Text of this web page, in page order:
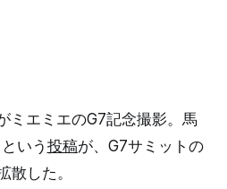
ミエミエのG7記念撮影。馬
いう投稿が、G7サミットの
散した。